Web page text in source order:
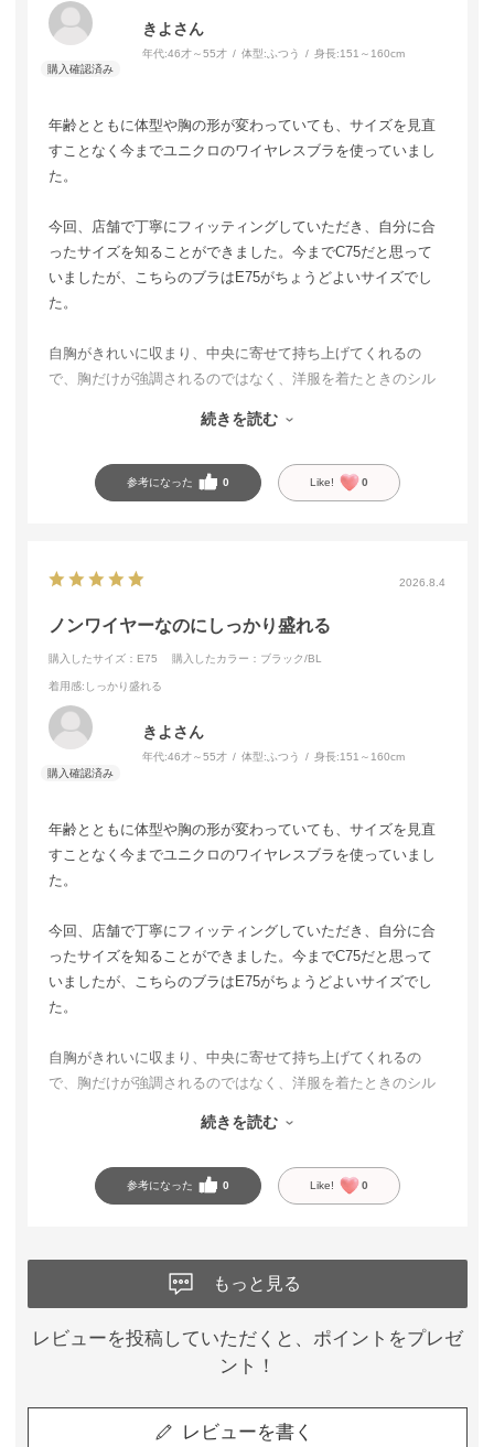
きよさん
年代:46才～55才 体型: ふつう 身長:151～160cm
年齢とともに体型や胸の形が変わっていても、サイズを見直
すことなく今までユニクロのワイヤレスブラを使っていまし
た。
今回、店舗で丁寧にフィッティングしていただき、自分に合
ったサイズを知ることができました。今までC75だと思って
いましたが、こちらのブラはE75がちょうどよいサイズでし
た。
自胸がきれいに収まり、中央に寄せて持ち上げてくれるの
で、胸だけが強調されるのではなく、洋服を着たときのシル
てくれるのに苦しくありません。生地もさらさらしていて肌
触りがよく、暑い季節にも使いやすいところが嬉しいです。
くださった店員さんに感謝しています。セール期間中だった
ットがとても気に入ったので、セール期間中にはリピート購
入したいと思います。
続きを読む
参考になった 0 Like! 0
2026.8.4
ノンワイヤーなのにしっかり盛れる
購入したサイズ：E75 購入したカラー：ブラック/BL
着用感:しっかり盛れる
きよさん
年代:46才～55才 体型: ふつう 身長:151～160cm
年齢とともに体型や胸の形が変わっていても、サイズを見直
すことなく今までユニクロのワイヤレスブラを使っていまし
た。
今回、店舗で丁寧にフィッティングしていただき、自分に合
ったサイズを知ることができました。今までC75だと思って
いましたが、こちらのブラはE75がちょうどよいサイズでし
た。
自胸がきれいに収まり、中央に寄せて持ち上げてくれるの
で、胸だけが強調されるのではなく、洋服を着たときのシル
てくれるのに苦しくありません。生地もさらさらしていて肌
触りがよく、暑い季節にも使いやすいところが嬉しいです。
自分に合うブラを見つけるきっかけになり、丁寧に対応して
くださった店員さんに感謝しています。
セール期間中だったので、お得に購入できて嬉しかったで
す。着け心地やシルエットがとても気に入ったので、セール
期間中にリピート購入したいと思います。
続きを読む
参考になった 0 Like! 0
もっと見る
レビューを投稿していただくと、ポイントをプレゼ
ント！
レビューを書く